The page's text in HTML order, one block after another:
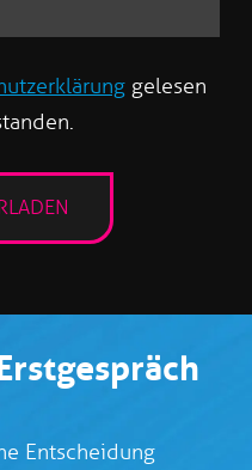
gelesen
Entscheidung